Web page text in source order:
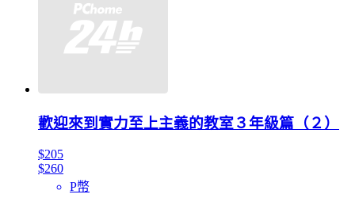
歡迎來到實力至上主義的教室３年級篇（２）
$205
$260
P幣